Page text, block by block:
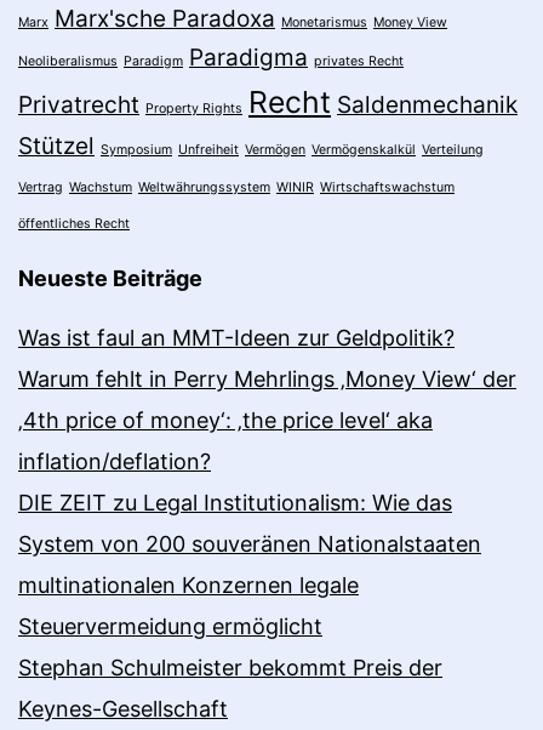
Marx Marx'sche Paradoxa Monetarismus Money View
Neoliberalismus Paradigm Paradigma privates Recht
Privatrecht Property Rights Recht Saldenmechanik
Stützel Symposium Unfreiheit Vermögen Vermögenskalkül Verteilung
Vertrag Wachstum Weltwährungssystem WINIR Wirtschaftswachstum
öffentliches Recht
Neueste Beiträge
Was ist faul an MMT-Ideen zur Geldpolitik?
Warum fehlt in Perry Mehrlings ‚Money View‘ der
‚4th price of money‘: ‚the price level‘ aka
inflation/deflation?
DIE ZEIT zu Legal Institutionalism: Wie das
System von 200 souveränen Nationalstaaten
multinationalen Konzernen legale
Steuervermeidung ermöglicht
Stephan Schulmeister bekommt Preis der
Keynes-Gesellschaft